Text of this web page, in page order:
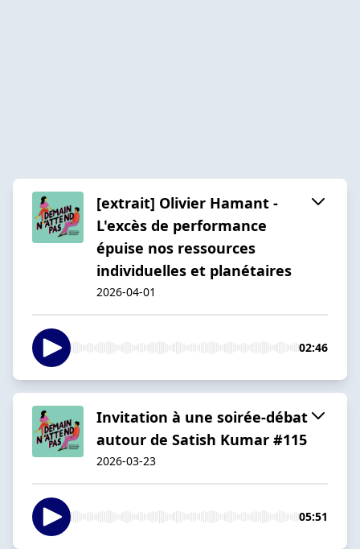
[extrait] Olivier Hamant -
L'excès de performance
épuise nos ressources
individuelles et planétaires
2026-04-01
02:46
Invitation à une soirée-débat
autour de Satish Kumar #115
2026-03-23
05:51